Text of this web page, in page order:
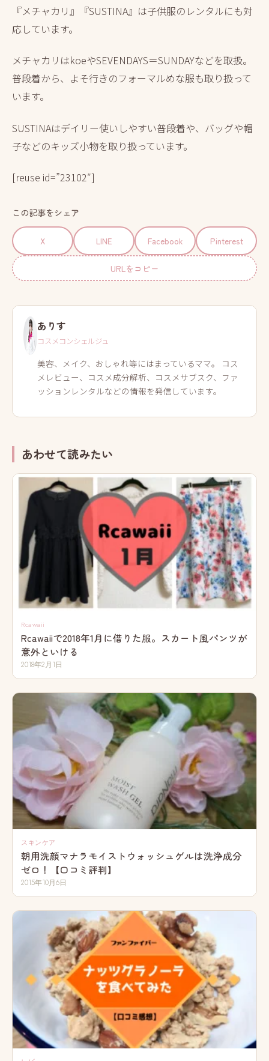
『メチャカリ』『SUSTINA』は子供服のレンタルにも対
応しています。
メチャカリはkoeやSEVENDAYS＝SUNDAYなどを取扱。
普段着から、よそ行きのフォーマルめな服も取り扱って
います。
SUSTINAはデイリー使いしやすい普段着や、バッグや帽
子などのキッズ小物を取り扱っています。
[reuse id=”23102″]
この記事をシェア
X LINE Facebook Pinterest
URLをコピー
ありす
コスメコンシェルジュ
美容、メイク、おしゃれ等にはまっているママ。 コス
メレビュー、コスメ成分解析、コスメサブスク、ファ
ッションレンタルなどの情報を発信しています。
あわせて読みたい
Rcawaii
Rcawaiiで2018年1月に借りた服。スカート風パンツが
意外といける
2018年2月1日
スキンケア
朝用洗顔マナラモイストウォッシュゲルは洗浄成分
ゼロ！【口コミ評判】
2015年10月6日